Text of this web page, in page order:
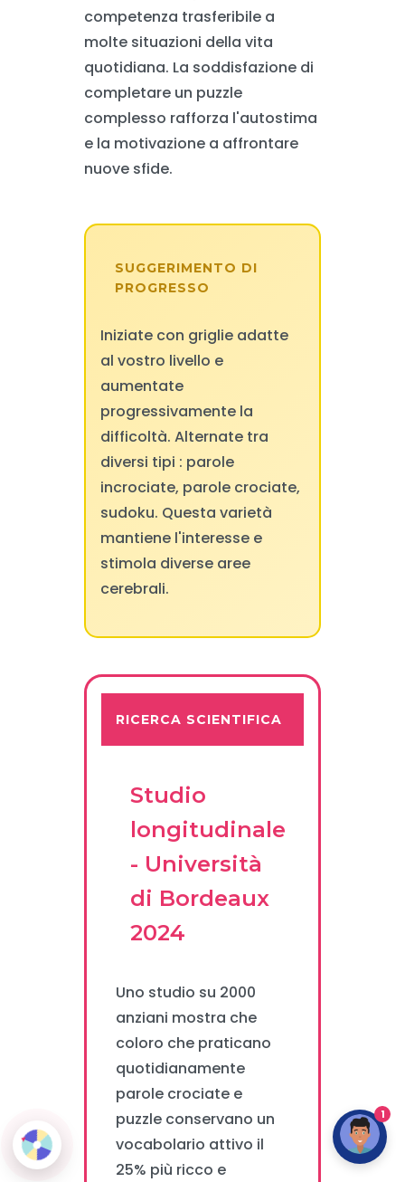
competenza trasferibile a
molte situazioni della vita
quotidiana. La soddisfazione di
completare un puzzle
complesso rafforza l'autostima
e la motivazione a affrontare
nuove sfide.
SUGGERIMENTO DI
PROGRESSO
Iniziate con griglie adatte
al vostro livello e
aumentate
progressivamente la
difficoltà. Alternate tra
diversi tipi : parole
incrociate, parole crociate,
sudoku. Questa varietà
mantiene l'interesse e
stimola diverse aree
cerebrali.
RICERCA SCIENTIFICA
Studio
longitudinale
- Università
di Bordeaux
2024
Uno studio su 2000
anziani mostra che
coloro che praticano
quotidianamente
parole crociate e
puzzle conservano un
vocabolario attivo il
25% più ricco e
1